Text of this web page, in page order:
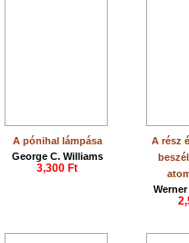
A pónihal lámpása
George C. Williams
3,300 Ft
A rész